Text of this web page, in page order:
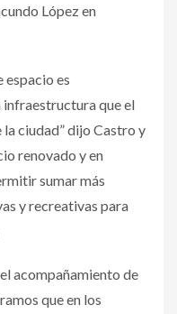
López en
espacio es
que el
ciudad” dijo Castro y
renovado y en
sumar más
y recreativas para
acompañamiento de
que en los